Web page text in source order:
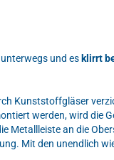
und es klirrt
Kunststoffgläser
werden, wird die
Metallleiste an die
Mit den unendlich